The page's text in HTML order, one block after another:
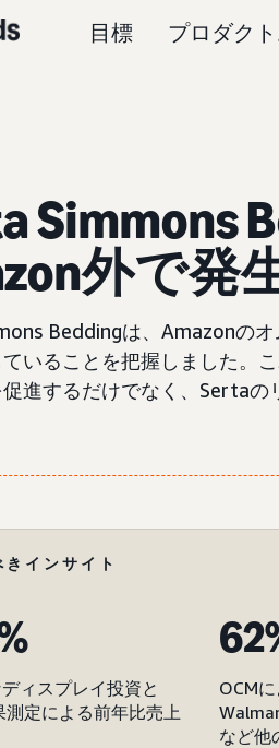
目標 プロダク
Simmons
外で発
Beddingは、Amazonの
いることを把握しました。
進するだけでなく、Sertaの
インサイト
ィスプレイ投資と
測定による前年比売上
OCM
など他